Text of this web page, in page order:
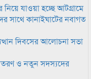
যাওয়া হচ্ছে আটগ্রামে
সাথে কানাইঘাটের নবাগত
দিবসের আলোচনা সভা
ও নতুন সদস্যদের